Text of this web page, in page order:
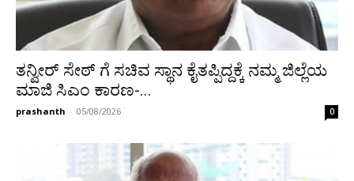
ತನ್ವೀರ್ ಸೇಠ್ ಗೆ ಸಚಿವ ಸ್ಥಾನ ಕೈತಪ್ಪಿದ್ದಕ್ಕೆ ನಮ್ಮ ಜಿಲ್ಲೆಯ
ಮಾಜಿ ಸಿಎಂ ಕಾರಣ-...
prashanth - 05/08/2026 0